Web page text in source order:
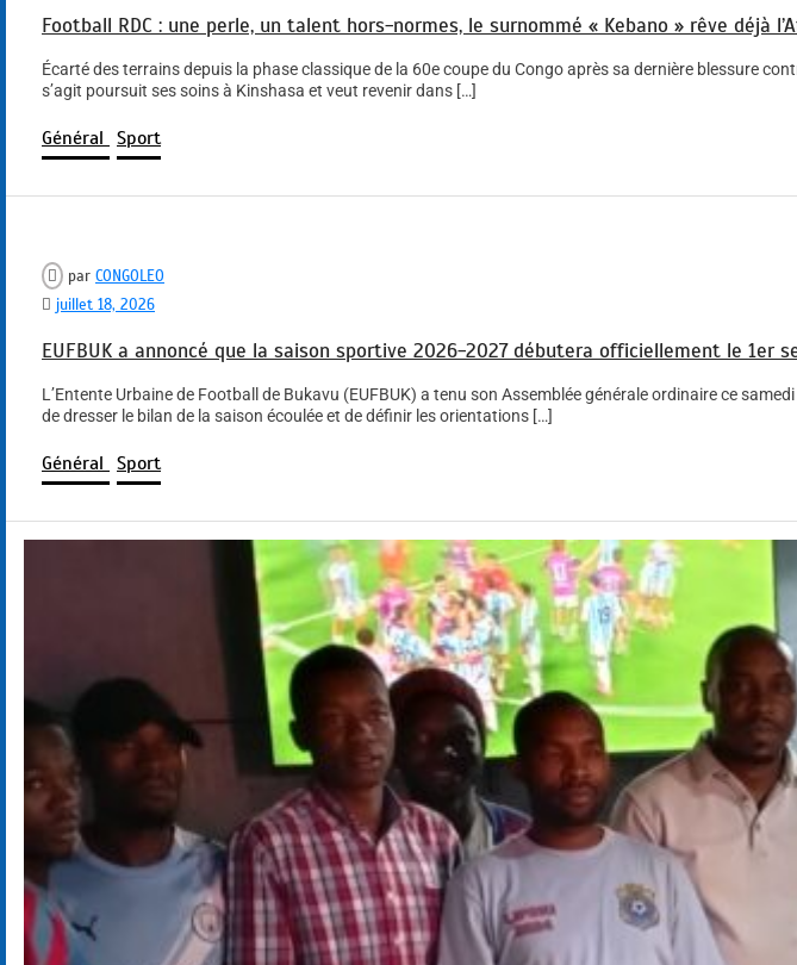
Football RDC : une perle, un talent hors-normes, le surnommé « Kebano » rêve déjà
Écarté des terrains depuis la phase classique de la 60e coupe du Congo après sa dernière blessure
s’agit poursuit ses soins à Kinshasa et veut revenir dans […]
Général Sport
par CONGOLEO
juillet 18, 2026
EUFBUK a annoncé que la saison sportive 2026-2027 débutera officiellement le 1er
L’Entente Urbaine de Football de Bukavu (EUFBUK) a tenu son Assemblée générale ordinaire ce
de dresser le bilan de la saison écoulée et de définir les orientations […]
Général Sport